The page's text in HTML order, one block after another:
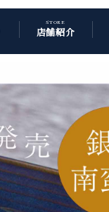
STORE
店舗紹介